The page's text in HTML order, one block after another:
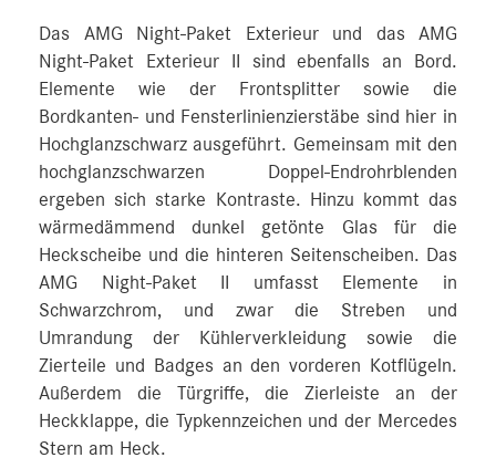
Das AMG Night-Paket Exterieur und das AMG
Night-Paket Exterieur II sind ebenfalls an Bord.
Elemente wie der Frontsplitter sowie die
Bordkanten- und Fensterlinienzierstäbe sind hier in
Hochglanzschwarz ausgeführt. Gemeinsam mit den
hochglanzschwarzen Doppel-Endrohrblenden
ergeben sich starke Kontraste. Hinzu kommt das
wärmedämmend dunkel getönte Glas für die
Heckscheibe und die hinteren Seitenscheiben. Das
AMG Night-Paket II umfasst Elemente in
Schwarzchrom, und zwar die Streben und
Umrandung der Kühlerverkleidung sowie die
Zierteile und Badges an den vorderen Kotflügeln.
Außerdem die Türgriffe, die Zierleiste an der
Heckklappe, die Typkennzeichen und der Mercedes
Stern am Heck.